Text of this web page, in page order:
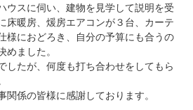
ウスに伺い、建物を見学して説明を受
床暖房、煖房エアコンが３台、カーテ
様におどろき、自分の予算にも合うの
めました。
したが、何度も打ち合わせをしてもら
関係の皆様に感謝しております。